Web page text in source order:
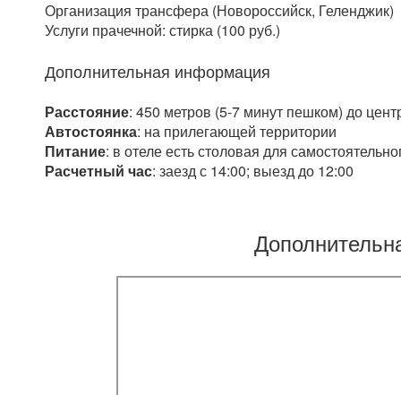
Организация трансфера (Новороссийск, Геленджик)
Услуги прачечной: стирка (100 руб.)
Дополнительная информация
Расстояние: 450 метров (5-7 минут пешком) до
Автостоянка: на прилегающей территории
Питание: в отеле есть столовая для
Расчетный час: заезд с 14:00; выезд до 12:00